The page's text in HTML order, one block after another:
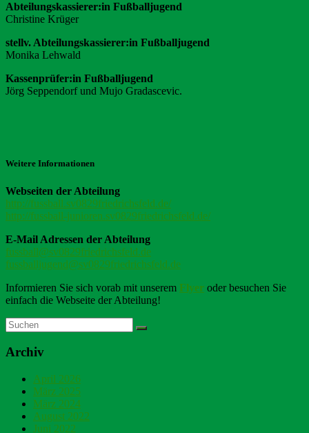
Abteilungskassierer:in Fußballjugend
Christine Krüger
stellv. Abteilungskassierer:in Fußballjugend
Monika Lehwald
Kassenprüfer:in Fußballjugend
Jörg Seppendorf und Mujo Gradascevic.
Weitere Informationen
Webseiten der Abteilung
http://fussball.sv0829friedrichsfeld.de/
http://fussball-junioren.sv0829friedrichsfeld.de/
E-Mail Adressen der Abteilung
fussball@sv0829friedrichsfeld.de
fussballjugend@sv0829friedrichsfeld.de
Informieren Sie sich vorab mit unserem Flyer oder besuchen Sie
einfach die Webseite der Abteilung!
Archiv
April 2026
März 2025
März 2024
August 2022
Juni 2022